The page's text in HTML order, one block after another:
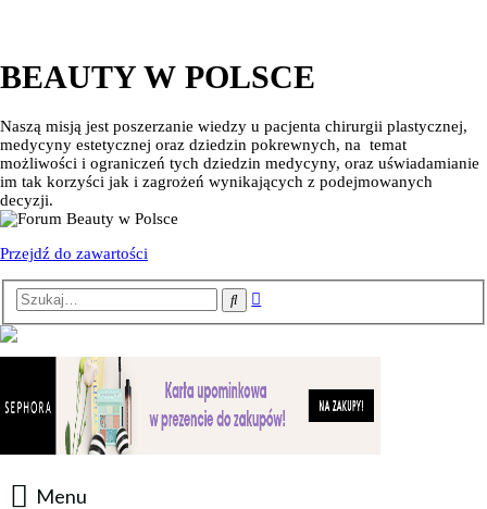
BEAUTY W POLSCE
Naszą misją jest poszerzanie wiedzy u pacjenta chirurgii plastycznej,
medycyny estetycznej oraz dziedzin pokrewnych, na temat
możliwości i ograniczeń tych dziedzin medycyny, oraz uświadamianie
im tak korzyści jak i zagrożeń wynikających z podejmowanych
decyzji.
Przejdź do zawartości
Szukaj
Menu